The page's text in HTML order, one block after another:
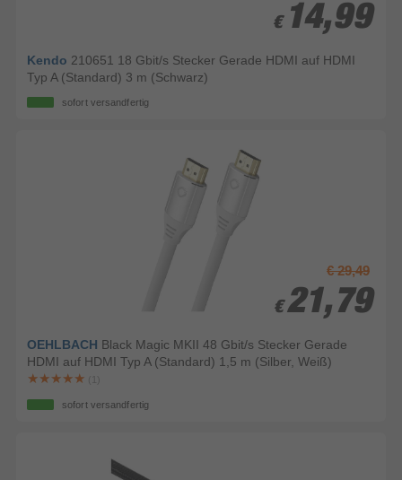
€ 14,99
€ 14,99
Kendo 210651 18 Gbit/s Stecker Gerade HDMI auf HDMI
Typ A (Standard) 3 m (Schwarz)
sofort versandfertig
€ 29,49
€ 21,79
€ 21,79
OEHLBACH Black Magic MKII 48 Gbit/s Stecker Gerade
HDMI auf HDMI Typ A (Standard) 1,5 m (Silber, Weiß)
(1)
sofort versandfertig